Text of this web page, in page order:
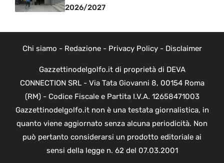
2026/2027
Chi siamo - Redazione- Privacy Policy- Disclaimer
Gazzettinodelgolfo.it di proprietà di DEVA
CONNECTION SRL - Via Tata Giovanni 8, 00154 Roma
(RM) - Codice Fiscale e Partita I.V.A. 12658471003
Gazzettinodelgolfo.it non è una testata giornalistica, in
quanto viene aggiornato senza alcuna periodicità. Non
può pertanto considerarsi un prodotto editoriale ai
sensi della legge n. 62 del 07.03.2001